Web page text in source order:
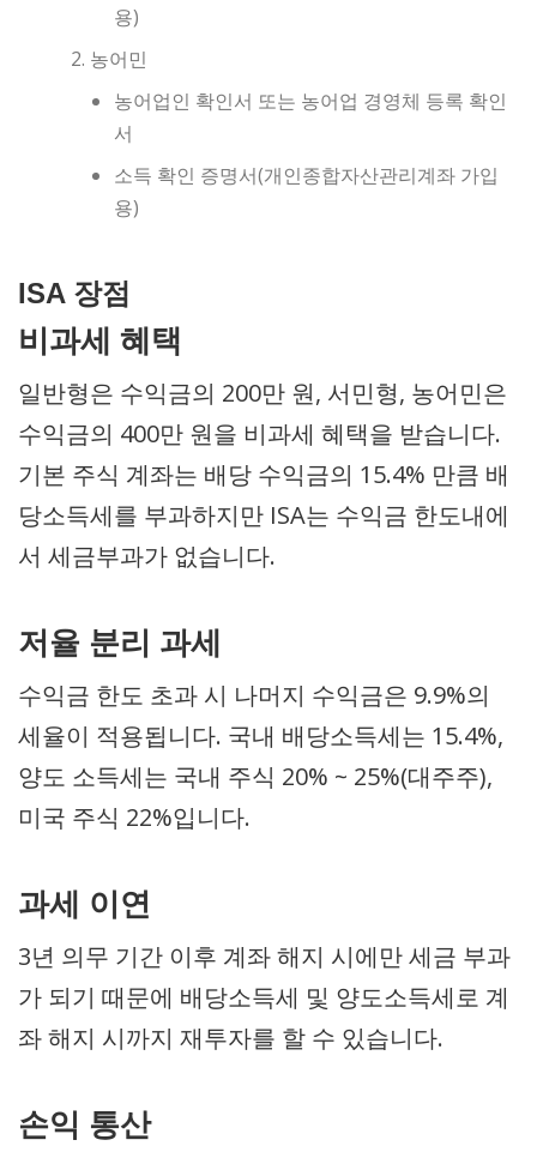
용)
농어민
농어업인 확인서 또는 농어업 경영체 등록 확인
서
소득 확인 증명서(개인종합자산관리계좌 가입
용)
ISA 장점
비과세 혜택
일반형은 수익금의 200만 원, 서민형, 농어민은
수익금의 400만 원을 비과세 혜택을 받습니다.
기본 주식 계좌는 배당 수익금의 15.4% 만큼 배
당소득세를 부과하지만 ISA는 수익금 한도내에
서 세금부과가 없습니다.
저율 분리 과세
수익금 한도 초과 시 나머지 수익금은 9.9%의
세율이 적용됩니다. 국내 배당소득세는 15.4%,
양도 소득세는 국내 주식 20% ~ 25%(대주주),
미국 주식 22%입니다.
과세 이연
3년 의무 기간 이후 계좌 해지 시에만 세금 부과
가 되기 때문에 배당소득세 및 양도소득세로 계
좌 해지 시까지 재투자를 할 수 있습니다.
손익 통산